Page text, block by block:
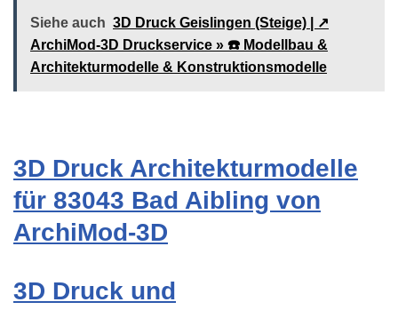
Siehe auch 3D Druck Geislingen (Steige) | ↗️
ArchiMod-3D Druckservice » ☎️ Modellbau &
Architekturmodelle & Konstruktionsmodelle
3D Druck Architekturmodelle
für 83043 Bad Aibling von
ArchiMod-3D
3D Druck und